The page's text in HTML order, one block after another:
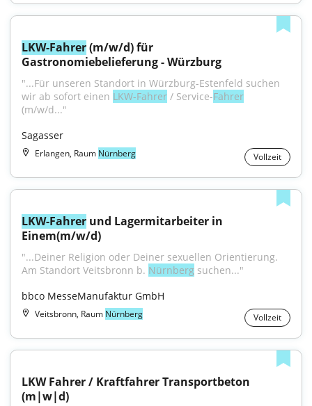
LKW-Fahrer (m/w/d) für
Gastronomiebelieferung - Würzburg
"...Für unseren Standort in Würzburg-Estenfeld suchen
wir ab sofort einen LKW-Fahrer / Service-Fahrer
(m/w/d..."
Sagasser
Erlangen, Raum Nürnberg Vollzeit
LKW-Fahrer und Lagermitarbeiter in
Einem(m/w/d)
"...Deiner Religion oder Deiner sexuellen Orientierung.
Am Standort Veitsbronn b. Nürnberg suchen..."
bbco MesseManufaktur GmbH
Veitsbronn, Raum Nürnberg Vollzeit
LKW Fahrer / Kraftfahrer Transportbeton
(m|w|d)